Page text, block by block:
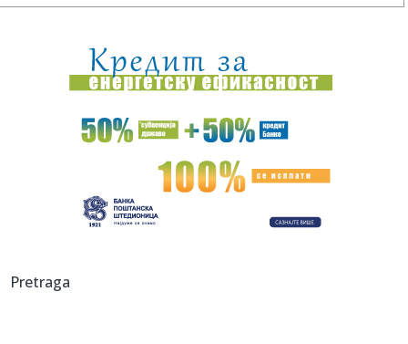
20:21:Stoner o Banjaji: "Žao mi je"
20:21:SRBIN UTIŠAO SOLUN: Za ovo mu je bilo potrebno samo
16 sekundi!
Izbor novog visokog predstavnika u BiH posle oktobarskih
20:14:Brza pruga između Beograda i Budimpešte najavljena za
"Samo ...
Pretraga